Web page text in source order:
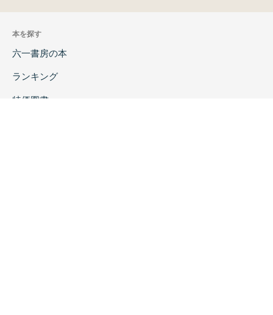
本を探す
六一書房の本
ランキング
特価図書